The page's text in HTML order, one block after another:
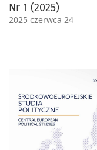
Nr 1 (2025)
2025 czerwca 24